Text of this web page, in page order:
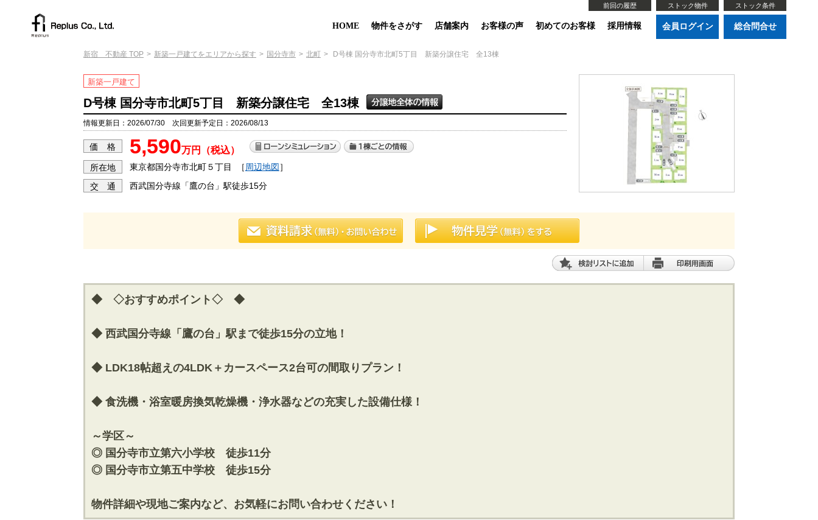
前回の履歴 ストック物件 ストック条件
会員ログイン 総合問合せ
HOME 物件をさがす 店舗案内 お客様の声 初めてのお客様 採用情報
新宿 不動産 TOP 新築一戸建てをエリアから探す 国分寺市 北町 D号棟 国分寺市北町5丁目 新築分譲住宅 全13棟
新築一戸建て
D号棟 国分寺市北町5丁目 新築分譲住宅 全13棟
情報更新日：2026/07/30 次回更新予定日：2026/08/13
価 格 5,590万円（税込）
所在地 東京都国分寺市北町５丁目 ［ 周辺地図］
交 通 西武国分寺線「鷹の台」駅徒歩15分
◆ ◇おすすめポイント◇ ◆
◆ 西武国分寺線「鷹の台」駅まで徒歩15分の立地！
◆ LDK18帖超えの4LDK＋カースペース2台可の間取りプラン！
◆ 食洗機・浴室暖房換気乾燥機・浄水器などの充実した設備仕様！
～学区～
◎ 国分寺市立第六小学校 徒歩11分
◎ 国分寺市立第五中学校 徒歩15分
物件詳細や現地ご案内など、お気軽にお問い合わせください！